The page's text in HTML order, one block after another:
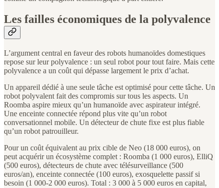
Les failles économiques de la polyvalence
L’argument central en faveur des robots humanoïdes domestiques
repose sur leur polyvalence : un seul robot pour tout faire. Mais cette
polyvalence a un coût qui dépasse largement le prix d’achat.
Un appareil dédié à une seule tâche est optimisé pour cette tâche. Un
robot polyvalent fait des compromis sur tous les aspects. Un
Roomba aspire mieux qu’un humanoïde avec aspirateur intégré.
Une enceinte connectée répond plus vite qu’un robot
conversationnel mobile. Un détecteur de chute fixe est plus fiable
qu’un robot patrouilleur.
Pour un coût équivalent au prix cible de Neo (18 000 euros), on
peut acquérir un écosystème complet : Roomba (1 000 euros), ElliQ
(500 euros), détecteurs de chute avec télésurveillance (500
euros/an), enceinte connectée (100 euros), exosquelette passif si
besoin (1 000-2 000 euros). Total : 3 000 à 5 000 euros en capital,